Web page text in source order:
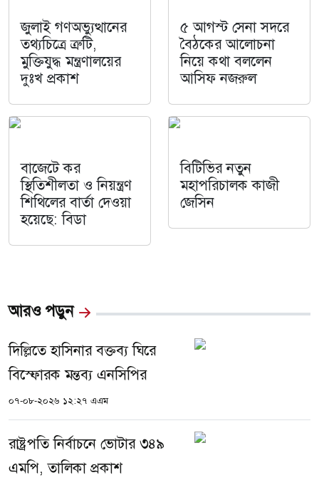
জুলাই গণঅভ্যুত্থানের
তথ্যচিত্রে ত্রুটি,
মুক্তিযুদ্ধ মন্ত্রণালয়ের
দুঃখ প্রকাশ
৫ আগস্ট সেনা সদরে
বৈঠকের আলোচনা
নিয়ে কথা বললেন
আসিফ নজরুল
বাজেটে কর
স্থিতিশীলতা ও নিয়ন্ত্রণ
শিথিলের বার্তা দেওয়া
হয়েছে: বিডা
বিটিভির নতুন
মহাপরিচালক কাজী
জেসিন
আরও পড়ুন
দিল্লিতে হাসিনার বক্তব্য ঘিরে
বিস্ফোরক মন্তব্য এনসিপির
০৭-০৮-২০২৬ ১২:২৭ এএম
রাষ্ট্রপতি নির্বাচনে ভোটার ৩৪৯
এমপি, তালিকা প্রকাশ